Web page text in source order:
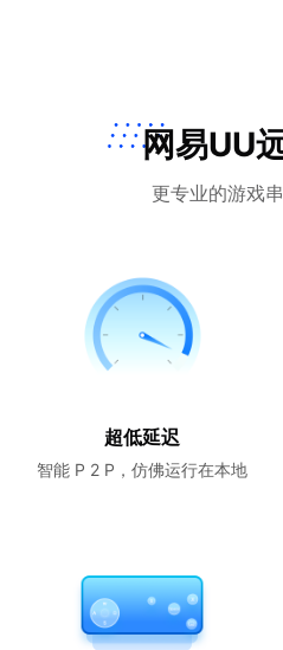
网易UU
更专业的游戏
超低延迟
智能 P 2 P，仿佛运行在本地